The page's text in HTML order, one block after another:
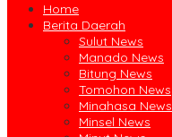
Home
Berita Daerah
Sulut News
Manado News
Bitung News
Tomohon News
Minahasa News
Minsel News